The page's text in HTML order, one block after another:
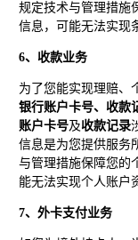
规定技术与管理措施
信息，可能无法实现
6、收款业务
为了您能实现理赔、
银行账户卡号、收款
账户卡号及收款记录
信息是为您提供服务
与管理措施保障您的
能无法实现个人账户
7、外卡支付业务